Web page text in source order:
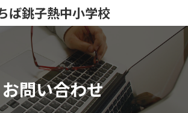
ば銚子熱中小学校
お問い合わせ